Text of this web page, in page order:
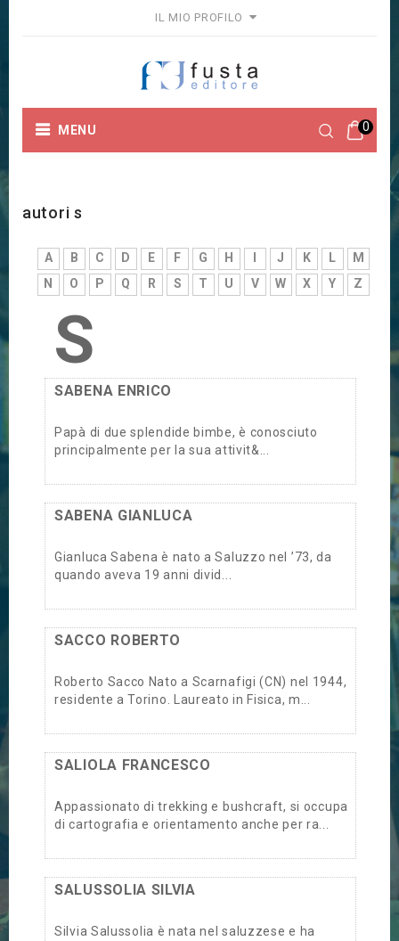
IL MIO PROFILO
0
MENU
autori s
A B C D E F G H J K L
M
N
O P Q R S T U V W X Y Z
S
SABENA ENRICO
Papà di due splendide bimbe, è conosciuto
principalmente per la sua attivit&...
SABENA GIANLUCA
Gianluca Sabena è nato a Saluzzo nel ’73, da
quando aveva 19 anni divid...
SACCO ROBERTO
Roberto Sacco Nato a Scarnafigi (CN) nel 1944,
residente a Torino. Laureato in Fisica, m...
SALIOLA FRANCESCO
Appassionato di trekking e bushcraft, si occupa
di cartografia e orientamento anche per ra...
SALUSSOLIA SILVIA
Silvia Salussolia è nata nel saluzzese e ha